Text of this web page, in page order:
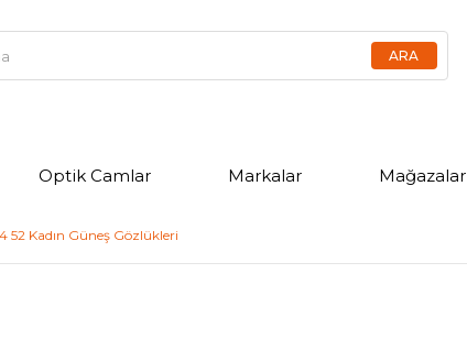
Optik Camlar Markalar Mağazalar
Kadın Güneş Gözlükleri